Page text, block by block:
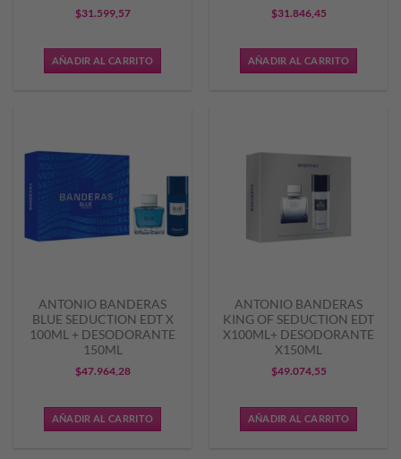
$31.599,57
AÑADIR AL CARRITO
$31.846,45
AÑADIR AL CARRITO
ANTONIO BANDERAS
BLUE SEDUCTION EDT X
100ML + DESODORANTE
150ML
$47.964,28
AÑADIR AL CARRITO
ANTONIO BANDERAS
KING OF SEDUCTION EDT
X100ML+ DESODORANTE
X150ML
$49.074,55
AÑADIR AL CARRITO